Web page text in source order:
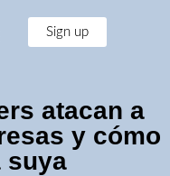
Sign up
atacan a
y cómo
suya